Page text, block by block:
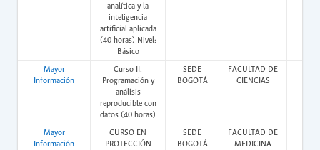
analítica y la
inteligencia
artificial aplicada
(40 horas) Nivel:
Básico
Mayor
Información
Curso II.
Programación y
análisis
reproducible con
datos (40 horas)
SEDE
BOGOTÁ
FACULTAD DE
CIENCIAS
Mayor
Información
CURSO EN
PROTECCIÓN
SEDE
BOGOTÁ
FACULTAD DE
MEDICINA